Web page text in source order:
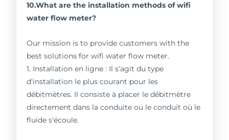
10.What are the installation methods of wifi
water flow meter?
Our mission is to provide customers with the
best solutions for wifi water flow meter.
1. Installation en ligne : Il s'agit du type
d'installation le plus courant pour les
débitmètres. Il consiste à placer le débitmètre
directement dans la conduite ou le conduit où le
fluide s'écoule.